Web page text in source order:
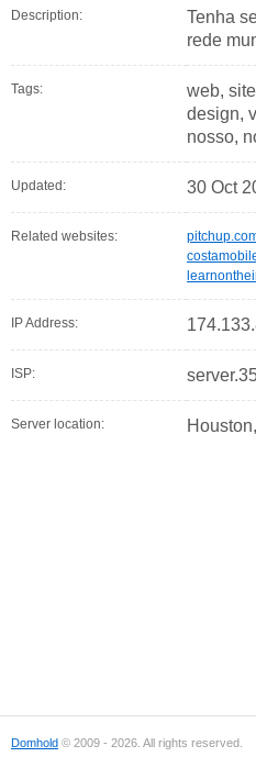
Description:
Tenha
rede
Tags:
web,
design,
nosso,
Updated: 30 Oct
Related websites:
IP Address:
ISP:
Server location:
Domhold © 2009 - 2026. All rights reserved.